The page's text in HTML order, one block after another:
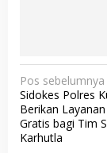
N
a
v
i
Pos sebelumnya
Sidokes Polres
Berikan
Gratis bagi Tim
Karhutla